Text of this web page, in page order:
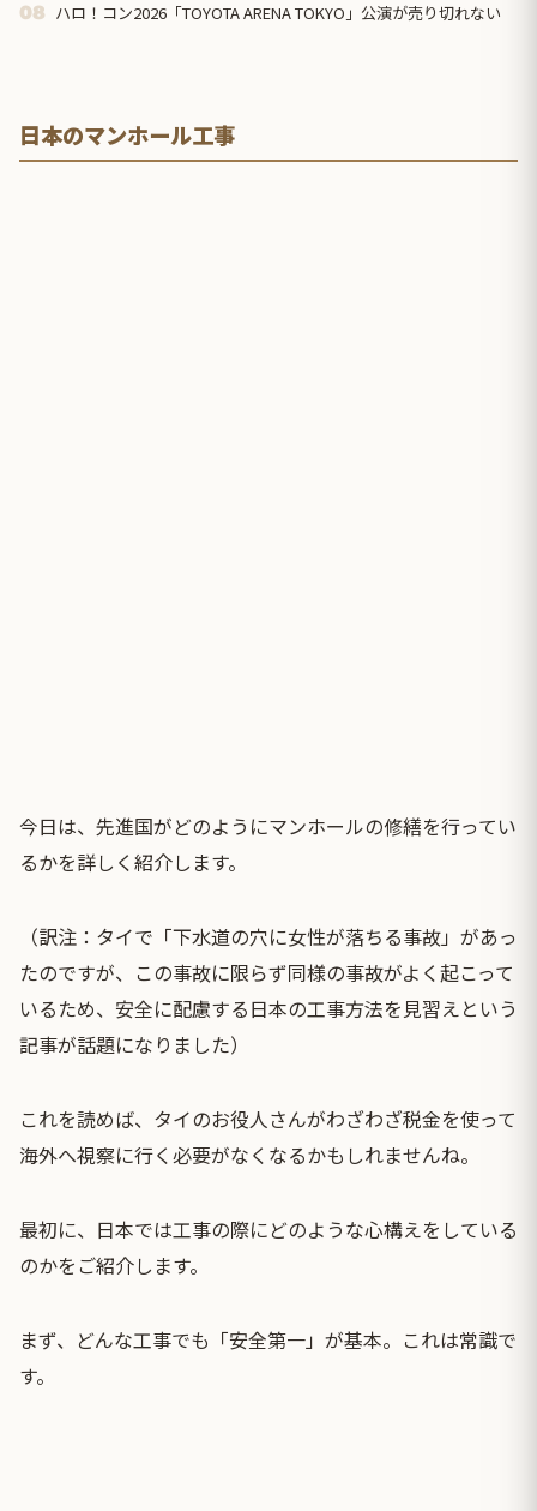
08 ハロ！コン2026「TOYOTA ARENA TOKYO」公演が売り切れない
日本のマンホール工事
今日は、先進国がどのようにマンホールの修繕を行ってい
るかを詳しく紹介します。
（訳注：タイで「下水道の穴に女性が落ちる事故」があっ
たのですが、この事故に限らず同様の事故がよく起こって
いるため、安全に配慮する日本の工事方法を見習えという
記事が話題になりました）
これを読めば、タイのお役人さんがわざわざ税金を使って
海外へ視察に行く必要がなくなるかもしれませんね。
最初に、日本では工事の際にどのような心構えをしている
のかをご紹介します。
まず、どんな工事でも「安全第一」が基本。これは常識で
す。